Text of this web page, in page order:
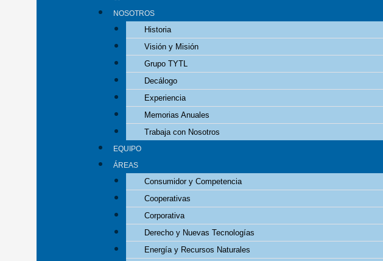
NOSOTROS
Historia
Visión y Misión
Grupo TYTL
Decálogo
Experiencia
Memorias Anuales
Trabaja con Nosotros
EQUIPO
ÁREAS
Consumidor y Competencia
Cooperativas
Corporativa
Derecho y Nuevas Tecnologías
Energía y Recursos Naturales